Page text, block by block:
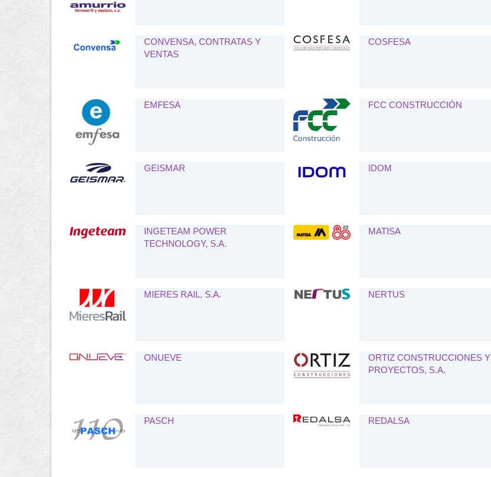
CONVENSA, CONTRATAS Y
VENTAS
COSFESA
EMFESA FCC CONSTRUCCIÓN
GEISMAR IDOM
INGETEAM POWER
TECHNOLOGY, S.A.
MATISA
MIERES RAIL, S.A. NERTUS
ONUEVE
ORTIZ CONSTRUCCIONES Y
PROYECTOS, S.A.
PASCH REDALSA